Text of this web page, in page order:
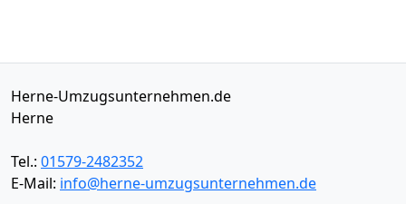
Herne-Umzugsunternehmen.de
Herne
Tel.: 01579-2482352
E-Mail: info@herne-umzugsunternehmen.de